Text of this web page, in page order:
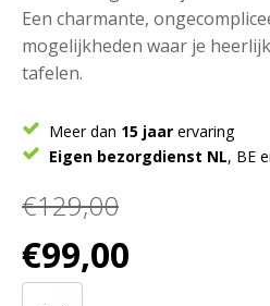
Een charmante,
mogelijkheden waar je
tafelen.
Meer dan 15 jaar ervaring
Eigen bezorgdienst NL, BE
€129,00
Oorspronkelijke
prijs
was:
€99,00